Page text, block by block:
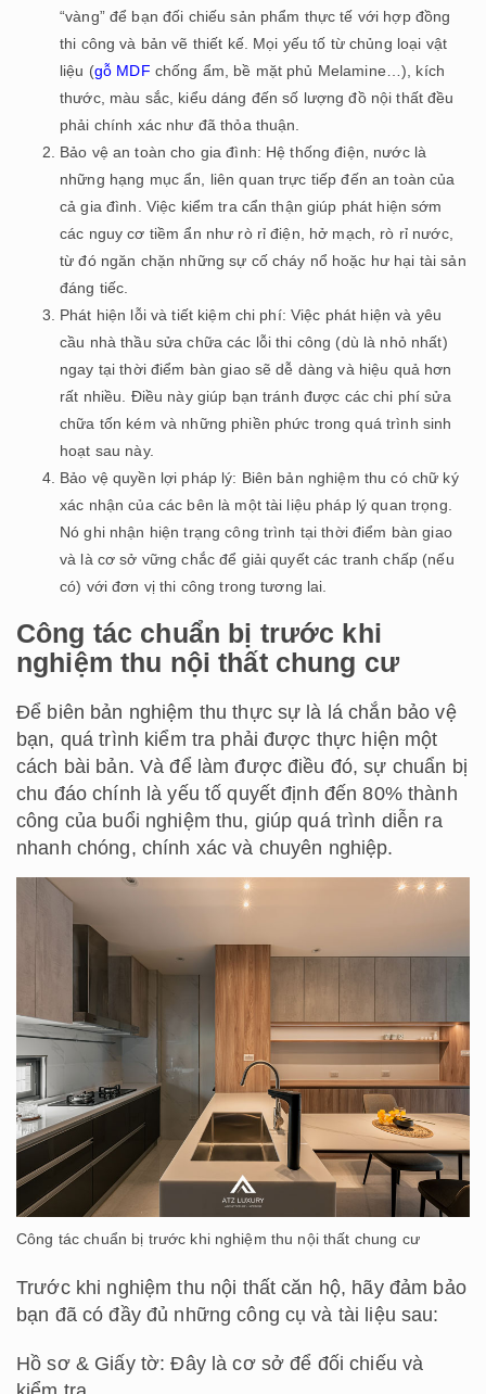
“vàng” để bạn đối chiếu sản phẩm thực tế với hợp đồng
thi công và bản vẽ thiết kế. Mọi yếu tố từ chủng loại vật
liệu (gỗ MDF chống ẩm, bề mặt phủ Melamine…), kích
thước, màu sắc, kiểu dáng đến số lượng đồ nội thất đều
phải chính xác như đã thỏa thuận.
Bảo vệ an toàn cho gia đình: Hệ thống điện, nước là
những hạng mục ẩn, liên quan trực tiếp đến an toàn của
cả gia đình. Việc kiểm tra cẩn thận giúp phát hiện sớm
các nguy cơ tiềm ẩn như rò rỉ điện, hở mạch, rò rỉ nước,
từ đó ngăn chặn những sự cố cháy nổ hoặc hư hại tài sản
đáng tiếc.
Phát hiện lỗi và tiết kiệm chi phí: Việc phát hiện và yêu
cầu nhà thầu sửa chữa các lỗi thi công (dù là nhỏ nhất)
ngay tại thời điểm bàn giao sẽ dễ dàng và hiệu quả hơn
rất nhiều. Điều này giúp bạn tránh được các chi phí sửa
chữa tốn kém và những phiền phức trong quá trình sinh
hoạt sau này.
Bảo vệ quyền lợi pháp lý: Biên bản nghiệm thu có chữ ký
xác nhận của các bên là một tài liệu pháp lý quan trọng.
Nó ghi nhận hiện trạng công trình tại thời điểm bàn giao
và là cơ sở vững chắc để giải quyết các tranh chấp (nếu
có) với đơn vị thi công trong tương lai.
Công tác chuẩn bị trước khi
nghiệm thu nội thất chung cư
Để biên bản nghiệm thu thực sự là lá chắn bảo vệ
bạn, quá trình kiểm tra phải được thực hiện một
cách bài bản. Và để làm được điều đó, sự chuẩn bị
chu đáo chính là yếu tố quyết định đến 80% thành
công của buổi nghiệm thu, giúp quá trình diễn ra
nhanh chóng, chính xác và chuyên nghiệp.
Công tác chuẩn bị trước khi nghiệm thu nội thất chung cư
Trước khi nghiệm thu nội thất căn hộ, hãy đảm bảo
bạn đã có đầy đủ những công cụ và tài liệu sau:
Hồ sơ & Giấy tờ: Đây là cơ sở để đối chiếu và